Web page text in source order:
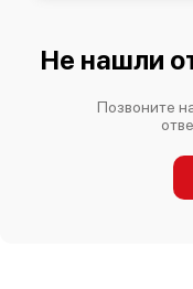
Не нашли
Позвоните